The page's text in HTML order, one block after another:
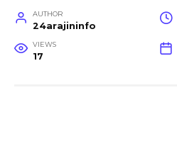
AUTHOR
24arajininfo
VIEWS
17